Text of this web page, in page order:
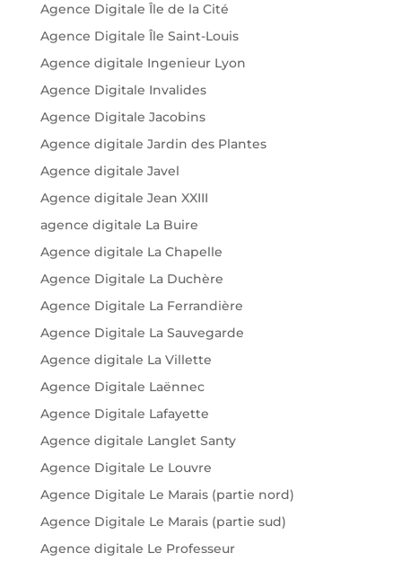
Agence Digitale Île de la Cité
Agence Digitale Île Saint-Louis
Agence digitale Ingenieur Lyon
Agence Digitale Invalides
Agence Digitale Jacobins
Agence digitale Jardin des Plantes
Agence digitale Javel
Agence digitale Jean XXIII
agence digitale La Buire
Agence digitale La Chapelle
Agence Digitale La Duchère
Agence Digitale La Ferrandière
Agence Digitale La Sauvegarde
Agence digitale La Villette
Agence Digitale Laënnec
Agence Digitale Lafayette
Agence digitale Langlet Santy
Agence Digitale Le Louvre
Agence Digitale Le Marais (partie nord)
Agence Digitale Le Marais (partie sud)
Agence digitale Le Professeur